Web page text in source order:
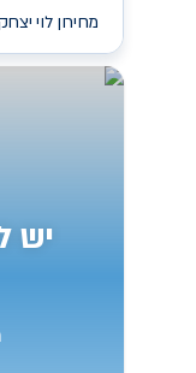
מחירון לוי
יש